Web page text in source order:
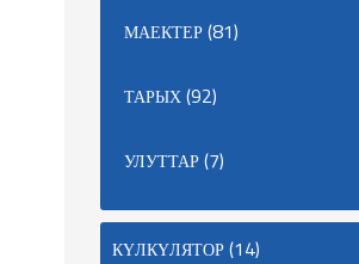
МАЕКТЕР(81)
ТАРЫХ(92)
УЛУТТАР(7)
КҮЛКҮЛЯТОР(14)